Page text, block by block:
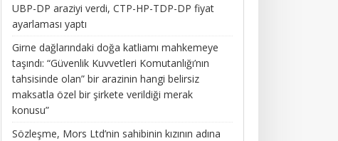
UBP-DP araziyi verdi, CTP-HP-TDP-DP fiyat
ayarlaması yaptı
Girne dağlarındaki doğa katliamı mahkemeye
taşındı: “Güvenlik Kuvvetleri Komutanlığı’nın
tahsisinde olan” bir arazinin hangi belirsiz
maksatla özel bir şirkete verildiği merak
konusu”
Sözleşme, Mors Ltd’nin sahibinin kızının adına